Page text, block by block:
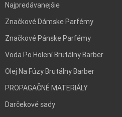
Najpredávanejšie
Značkové Dámske Parfémy
Značkové Pánske Parfémy
Voda Po Holení Brutálny Barber
Olej Na Fúzy Brutálny Barber
PROPAGAČNÉ MATERIÁLY
Darčekové sady